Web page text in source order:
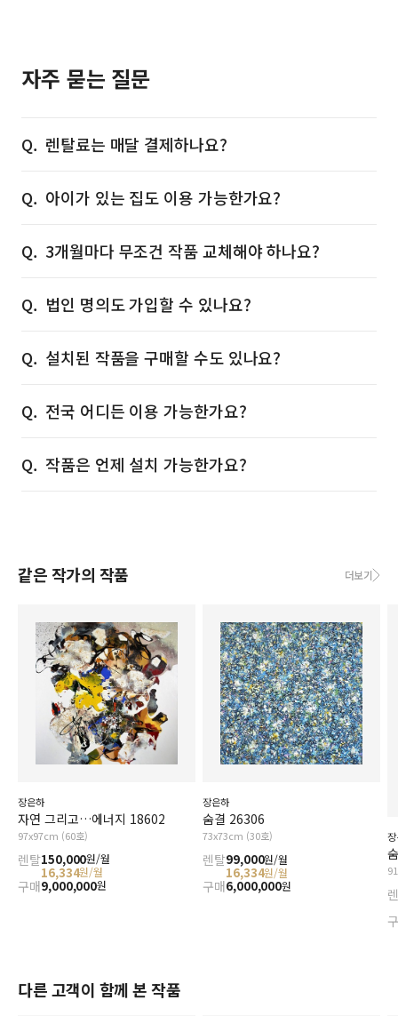
자주 묻는 질문
렌탈료는 매달 결제하나요?
아이가 있는 집도 이용 가능한가요?
3개월마다 무조건 작품 교체해야 하나요?
법인 명의도 가입할 수 있나요?
설치된 작품을 구매할 수도 있나요?
전국 어디든 이용 가능한가요?
작품은 언제 설치 가능한가요?
같은 작가의 작품 더보기
장은하
자연 그리고…에너지 18602
97x97cm (60호)
렌탈150,000원/월
16,334원/월
구매9,000,000원
장은하
숨결 26306
73x73cm (30호)
렌탈99,000원/월
16,334원/월
구매6,000,000원
다른 고객이 함께 본 작품